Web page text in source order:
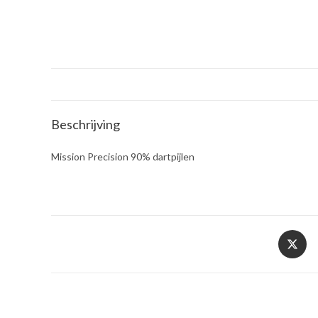
Beschrijving
Mission Precision 90% dartpijlen
Opent
in